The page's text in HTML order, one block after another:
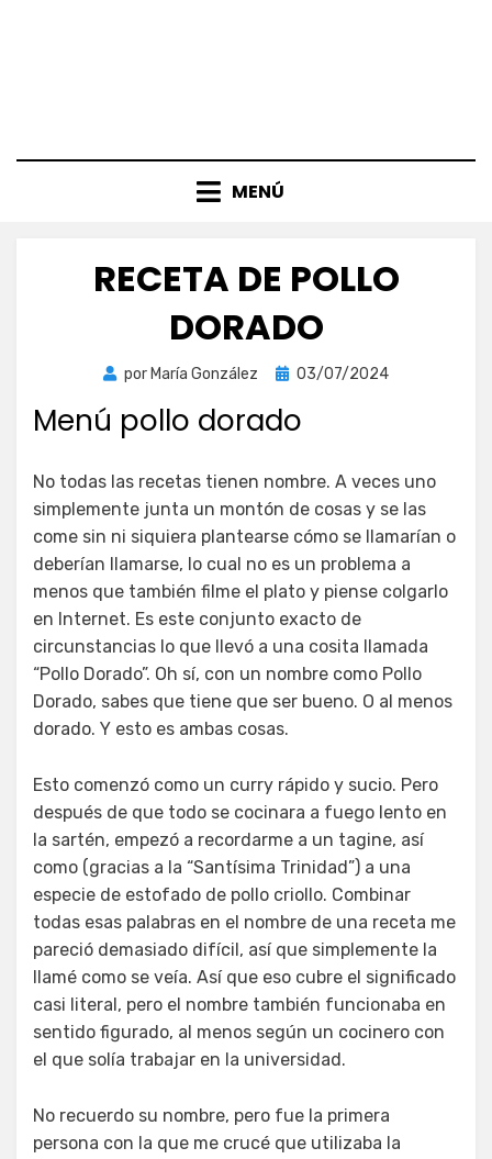
MENÚ
RECETA DE POLLO
DORADO
por María González
Publicada
03/07/2024
Menú pollo dorado
No todas las recetas tienen nombre. A veces uno
simplemente junta un montón de cosas y se las
come sin ni siquiera plantearse cómo se llamarían o
deberían llamarse, lo cual no es un problema a
menos que también filme el plato y piense colgarlo
en Internet. Es este conjunto exacto de
circunstancias lo que llevó a una cosita llamada
“Pollo Dorado”. Oh sí, con un nombre como Pollo
Dorado, sabes que tiene que ser bueno. O al menos
dorado. Y esto es ambas cosas.
Esto comenzó como un curry rápido y sucio. Pero
después de que todo se cocinara a fuego lento en
la sartén, empezó a recordarme a un tagine, así
como (gracias a la “Santísima Trinidad”) a una
especie de estofado de pollo criollo. Combinar
todas esas palabras en el nombre de una receta me
pareció demasiado difícil, así que simplemente la
llamé como se veía. Así que eso cubre el significado
casi literal, pero el nombre también funcionaba en
sentido figurado, al menos según un cocinero con
el que solía trabajar en la universidad.
No recuerdo su nombre, pero fue la primera
persona con la que me crucé que utilizaba la